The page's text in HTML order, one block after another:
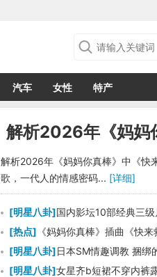
汽车 女性 特产
解析2026年《妈妈
解析2026年《妈妈你真棒》中《快
歌，一代人的情感密码... [详细]
[明星八卦]国内影坛10部经典三级
[热点] 《妈妈你真棒》插曲《快
动人心？
[明星八卦]日本SM情趣调教 捆绑
[明星八卦]女星齐b短裙不穿内裤